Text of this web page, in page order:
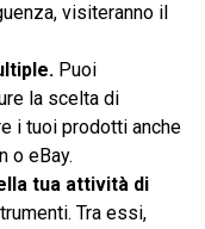
visiteranno il
Puoi
la scelta di
i tuoi prodotti anche
o eBay.
tua attività di
Tra essi,